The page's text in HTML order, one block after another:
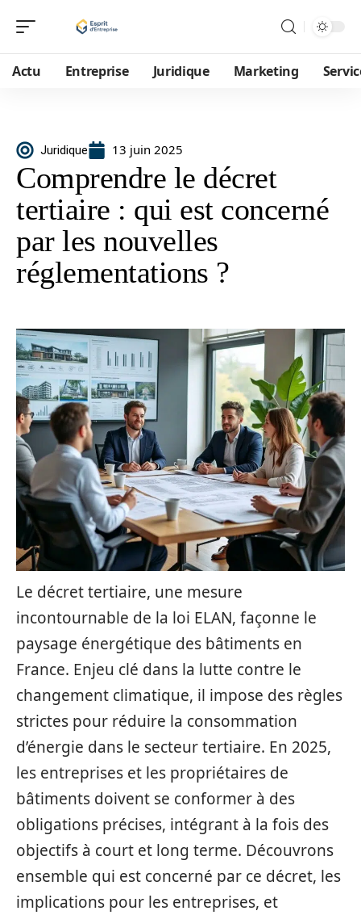
Actu Entreprise Juridique Marketing
Juridique 13 juin 2025
Comprendre le décret
tertiaire : qui est concerné
par les nouvelles
réglementations ?
Le décret tertiaire, une mesure
incontournable de la loi ELAN, façonne le
paysage énergétique des bâtiments en
France. Enjeu clé dans la lutte contre le
changement climatique, il impose des règles
strictes pour réduire la consommation
d’énergie dans le secteur tertiaire. En 2025,
les entreprises et les propriétaires de
bâtiments doivent se conformer à des
obligations précises, intégrant à la fois des
objectifs à court et long terme. Découvrons
ensemble qui est concerné par ce décret, les
implications pour les entreprises, et